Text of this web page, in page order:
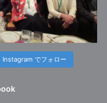
Instagram でフォロー